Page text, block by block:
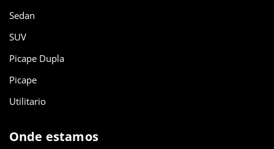
Sedan
SUV
Picape Dupla
Picape
Utilitario
Onde estamos